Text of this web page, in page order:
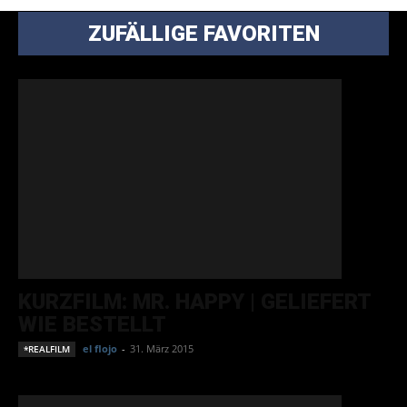
ZUFÄLLIGE FAVORITEN
*REALFILM el flojo - 31. März 2015